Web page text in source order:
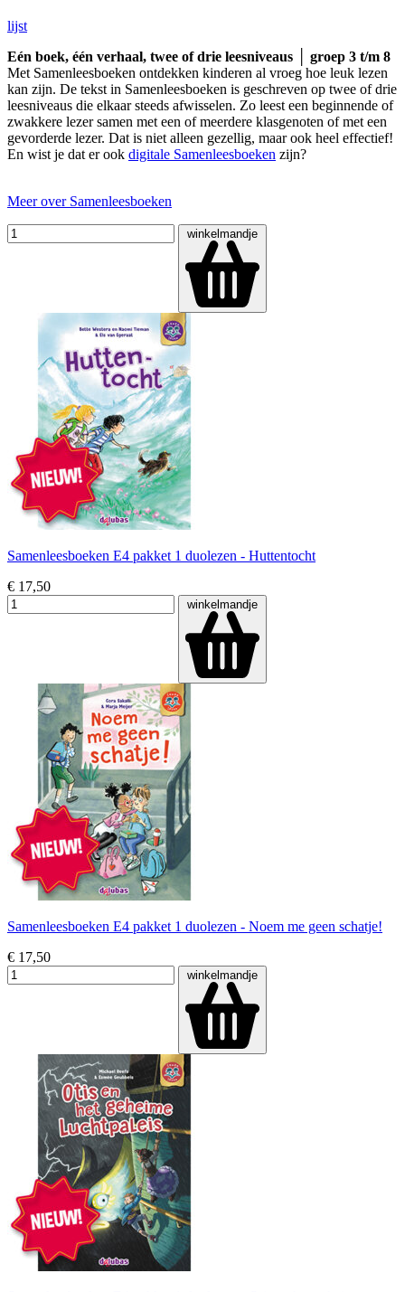
lijst
Eén boek, één verhaal, twee of drie leesniveaus │ groep 3 t/m 8
Met Samenleesboeken ontdekken kinderen al vroeg hoe leuk lezen
kan zijn. De tekst in Samenleesboeken is geschreven op twee of drie
leesniveaus die elkaar steeds afwisselen. Zo leest een beginnende of
zwakkere lezer samen met een of meerdere klasgenoten of met een
gevorderde lezer. Dat is niet alleen gezellig, maar ook heel effectief!
En wist je dat er ook digitale Samenleesboeken zijn?
Meer over Samenleesboeken
winkelmandje
Samenleesboeken E4 pakket 1 duolezen - Huttentocht
€ 17,50
winkelmandje
Samenleesboeken E4 pakket 1 duolezen - Noem me geen schatje!
€ 17,50
winkelmandje